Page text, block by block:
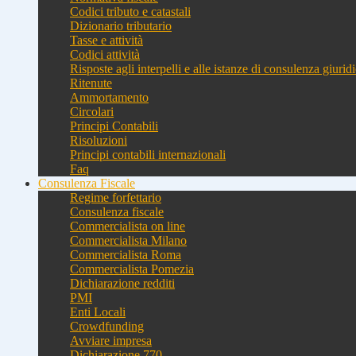
Codici tributo e catastali
Dizionario tributario
Tasse e attività
Codici attività
Risposte agli interpelli e alle istanze di consulenza
Ritenute
Ammortamento
Circolari
Principi Contabili
Risoluzioni
Principi contabili internazionali
Faq
Consulenza Fiscale
Regime forfettario
Consulenza fiscale
Commercialista on line
Commercialista Milano
Commercialista Roma
Commercialista Pomezia
Dichiarazione redditi
PMI
Enti Locali
Crowdfunding
Avviare impresa